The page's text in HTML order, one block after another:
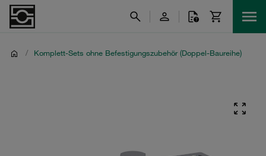
/ Komplett-Sets ohne Befestigungszubehör (Doppel-Baureihe)